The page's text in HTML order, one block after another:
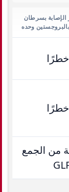
بسرطان
وحده
من الجمع